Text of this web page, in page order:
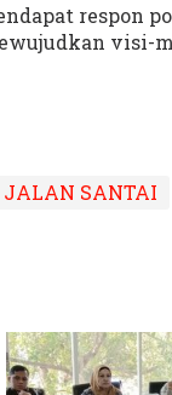
respon
visi-
JALAN SANTAI